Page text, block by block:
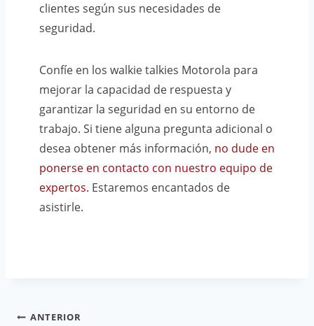
clientes según sus necesidades de
seguridad.
Confíe en los walkie talkies Motorola para
mejorar la capacidad de respuesta y
garantizar la seguridad en su entorno de
trabajo. Si tiene alguna pregunta adicional o
desea obtener más información, no dude en
ponerse en contacto con nuestro equipo de
expertos. Estaremos encantados de
asistirle.
Navegación
ANTERIOR